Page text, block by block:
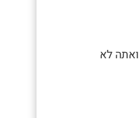
- "נסעתי למנושפסט ב2018 ואתה לא